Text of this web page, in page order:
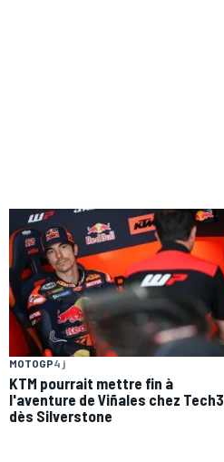
MOTOGP4 j
KTM pourrait mettre fin à
l'aventure de Viñales chez Tech3
dès Silverstone